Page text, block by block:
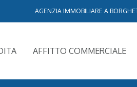
AGENZIA IMMOBILIARE A
AFFITTO COMMERCIALE